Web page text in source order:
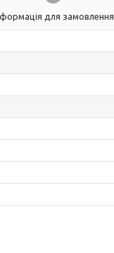
для замовлення